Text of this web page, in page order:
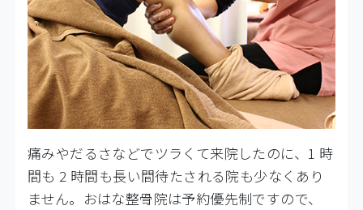
痛みやだるさなどでツラくて来院したのに、1 時
間も 2 時間も⻑い間待たされる院も少なくあり
ません。おはな整骨院は予約優先制ですので、